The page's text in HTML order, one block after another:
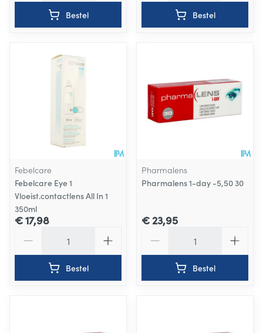
Bestel Bestel
Febelcare
Febelcare Eye 1
Vloeist.contactlens All In 1
350ml
€ 17,98
Bestel
Pharmalens
Pharmalens 1-day -5,50 30
€ 23,95
Bestel